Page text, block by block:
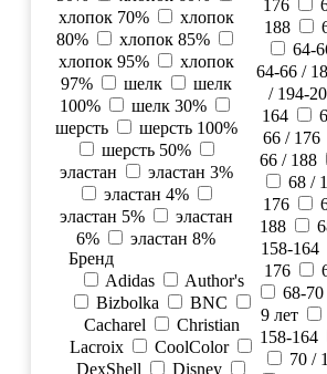
176
188
64-
64-66 /
/ 194-
164
66 / 176
66 / 188
68 /
176
188
158-164
176
68-
9 лет
158-164
70 /
хлопок 70%
хлопок
80%
хлопок 85%
хлопок 95%
хлопок
97%
шелк
шелк
100%
шелк 30%
шерсть
шерсть 100%
шерсть 50%
эластан
эластан 3%
эластан 4%
эластан 5%
эластан
6%
эластан 8%
Бренд
Adidas
Author's
Bizbolka
BNC
Cacharel
Christian
Lacroix
CoolColor
DexShell
Disney